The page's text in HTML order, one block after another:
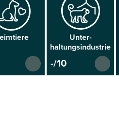
Unter­
haltungsindustrie
-/10